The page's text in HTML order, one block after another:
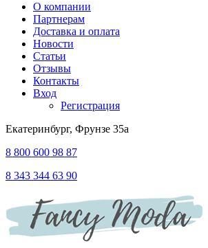
О компании
Партнерам
Доставка и оплата
Новости
Статьи
Отзывы
Контакты
Вход
Регистрация
Екатеринбург, Фрунзе 35а
8 800 600 98 87
8 343 344 63 90